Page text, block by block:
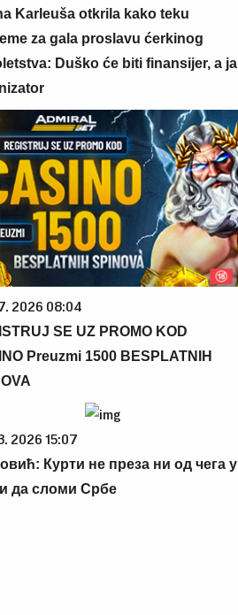
Karleuša otkrila kako teku
za gala proslavu ćerkinog
Duško će biti finansijer, a ja
2026 08:04
SE UZ PROMO KOD
Preuzmi 1500 BESPLATNIH
2026 15:07
Курти не преза ни од чега у
да сломи Србе